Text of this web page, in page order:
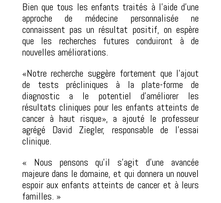
Bien que tous les enfants traités à l’aide d’une
approche de médecine personnalisée ne
connaissent pas un résultat positif, on espère
que les recherches futures conduiront à de
nouvelles améliorations.
«Notre recherche suggère fortement que l’ajout
de tests précliniques à la plate-forme de
diagnostic a le potentiel d’améliorer les
résultats cliniques pour les enfants atteints de
cancer à haut risque», a ajouté le professeur
agrégé David Ziegler, responsable de l’essai
clinique.
« Nous pensons qu’il s’agit d’une avancée
majeure dans le domaine, et qui donnera un nouvel
espoir aux enfants atteints de cancer et à leurs
familles. »